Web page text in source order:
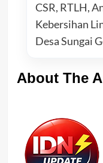
CSR, RTLH,
Kebersihan
Desa Sungai
About The